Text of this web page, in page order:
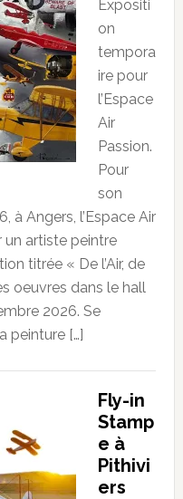
Expositi
on
tempora
ire pour
l’Espace
Air
Passion.
Pour
son
à Angers, l’Espace Air
un artiste peintre
titrée « De l’Air, de
oeuvres dans le hall
2026. Se
peinture […]
Fly-in
Stamp
e à
Pithivi
ers